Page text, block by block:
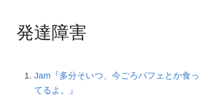
発達障害
Jam『多分そいつ、今ごろパフェとか食っ
てるよ。』